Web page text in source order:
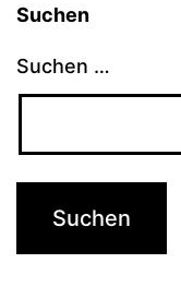
Suchen
Suchen …